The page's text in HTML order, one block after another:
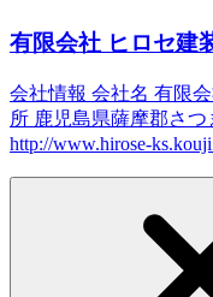
有限会社 ヒロセ建
会社情報 会社名 有限
所 鹿児島県薩摩郡さ
http://www.hirose-